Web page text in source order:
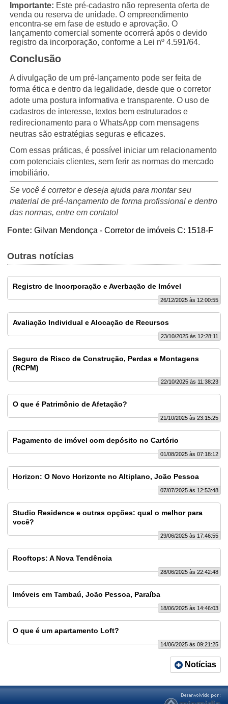
Importante: Este pré-cadastro não representa oferta de
venda ou reserva de unidade. O empreendimento
encontra-se em fase de estudo e aprovação. O
lançamento comercial somente ocorrerá após o devido
registro da incorporação, conforme a Lei nº 4.591/64.
Conclusão
A divulgação de um pré-lançamento pode ser feita de
forma ética e dentro da legalidade, desde que o corretor
adote uma postura informativa e transparente. O uso de
cadastros de interesse, textos bem estruturados e
redirecionamento para o WhatsApp com mensagens
neutras são estratégias seguras e eficazes.
Com essas práticas, é possível iniciar um relacionamento
com potenciais clientes, sem ferir as normas do mercado
imobiliário.
Se você é corretor e deseja ajuda para montar seu
material de pré-lançamento de forma profissional e dentro
das normas, entre em contato!
Fonte: Gilvan Mendonça - Corretor de imóveis C: 1518-F
Outras notícias
Registro de Incorporação e Averbação de Imóvel
26/12/2025 às 12:00:55
Avaliação Individual e Alocação de Recursos
23/10/2025 às 12:28:11
Seguro de Risco de Construção, Perdas e Montagens
(RCPM)
22/10/2025 às 11:38:23
O que é Patrimônio de Afetação?
21/10/2025 às 23:15:25
Pagamento de imóvel com depósito no Cartório
01/08/2025 às 07:18:12
Horizon: O Novo Horizonte no Altiplano, João Pessoa
07/07/2025 às 12:53:48
Studio Residence e outras opções: qual o melhor para
você?
29/06/2025 às 17:46:55
Rooftops: A Nova Tendência
28/06/2025 às 22:42:48
Imóveis em Tambaú, João Pessoa, Paraíba
18/06/2025 às 14:46:03
O que é um apartamento Loft?
14/06/2025 às 09:21:25
Notícias